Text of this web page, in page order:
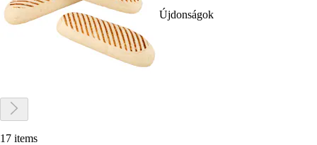
Újdonságok
17 items